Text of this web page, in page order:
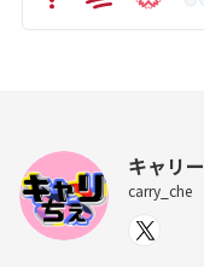
キャリ
carry_che